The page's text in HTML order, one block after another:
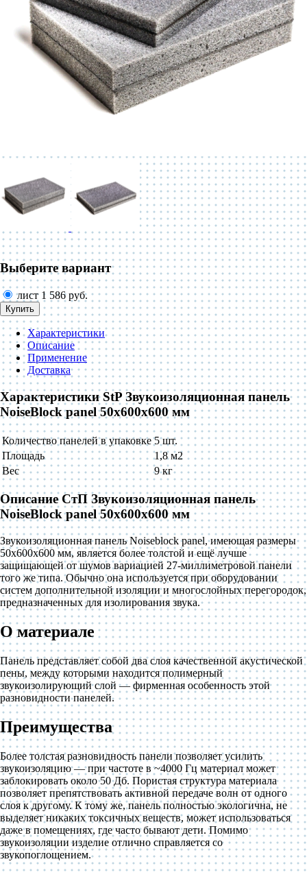
Выберите вариант
лист 1 586 руб.
Купить
Характеристики
Описание
Применение
Доставка
Характеристики StP Звукоизоляционная панель
NoiseBlock panel 50x600x600 мм
Количество панелей в упаковке 5 шт.
Площадь
1,8 м2
Вес
9 кг
Описание СтП Звукоизоляционная панель
NoiseBlock panel 50x600x600 мм
Звукоизоляционная панель Noiseblock panel, имеющая размеры
50х600х600 мм, является более толстой и ещё лучше
защищающей от шумов вариацией 27-миллиметровой панели
того же типа. Обычно она используется при оборудовании
систем дополнительной изоляции и многослойных перегородок,
предназначенных для изолирования звука.
О материале
Панель представляет собой два слоя качественной акустической
пены, между которыми находится полимерный
звукоизолирующий слой — фирменная особенность этой
разновидности панелей.
Преимущества
Более толстая разновидность панели позволяет усилить
звукоизоляцию — при частоте в ~4000 Гц материал может
заблокировать около 50 Дб. Пористая структура материала
позволяет препятствовать активной передаче волн от одного
слоя к другому. К тому же, панель полностью экологична, не
выделяет никаких токсичных веществ, может использоваться
даже в помещениях, где часто бывают дети. Помимо
звукоизоляции изделие отлично справляется со
звукопоглощением.